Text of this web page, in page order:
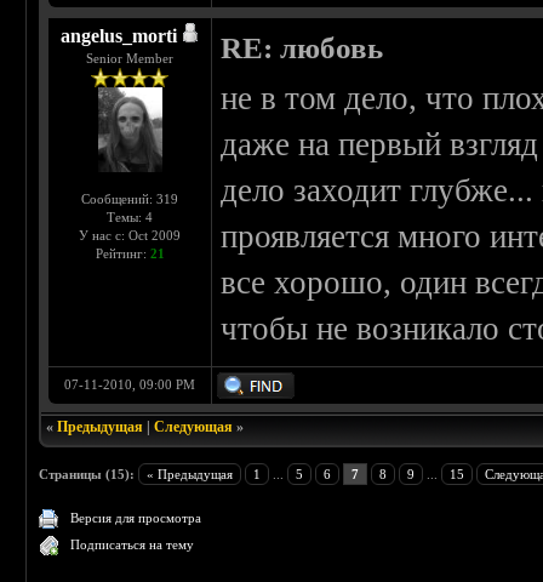
angelus_morti
Senior Member
Сообщений: 319
Темы: 4
У нас с: Oct 2009
Рейтинг: 21
RE: любовь
не в том дело, что
даже на первый
дело заходит
проявляется много
все хорошо, один
чтобы не возникало
07-11-2010, 09:00 PM
«Предыдущая |Следующая »
Страницы (15): « Предыдущая 1 5 6 7 8 9 15
Версия для просмотра
Подписаться на тему